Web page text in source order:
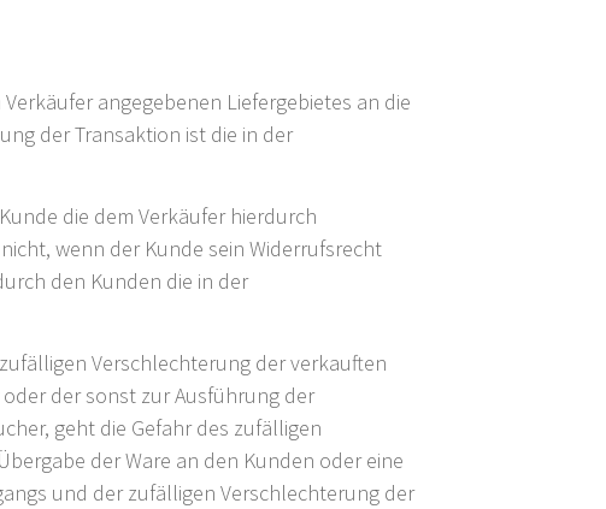
angegebenen Liefergebietes an die
der Transaktion ist die in der
die dem Verkäufer hierdurch
wenn der Kunde sein Widerrufsrecht
den Kunden die in der
Verschlechterung der verkauften
der sonst zur Ausführung der
geht die Gefahr des zufälligen
der Ware an den Kunden oder eine
und der zufälligen Verschlechterung der